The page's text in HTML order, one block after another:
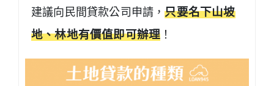
建議向民間貸款公司申請，只要名下山坡
地、林地有價值即可辦理 ！